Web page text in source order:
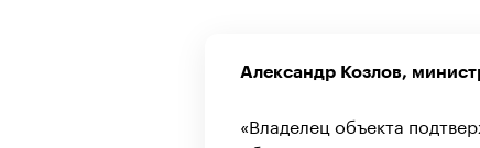
Александр Козлов,
«Владелец объекта